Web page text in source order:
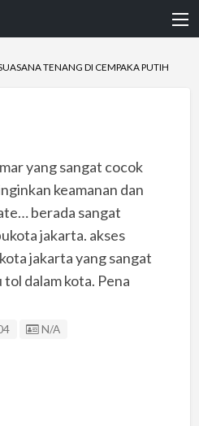
TENANG DI CEMPAKA PUTIH
yang sangat cocok
keamanan dan
berada sangat
jakarta. akses
jakarta yang sangat
dalam kota. Pena
Listing ID
N/A